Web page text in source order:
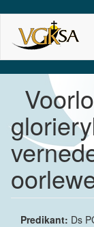
main
content
Predikant: Ds